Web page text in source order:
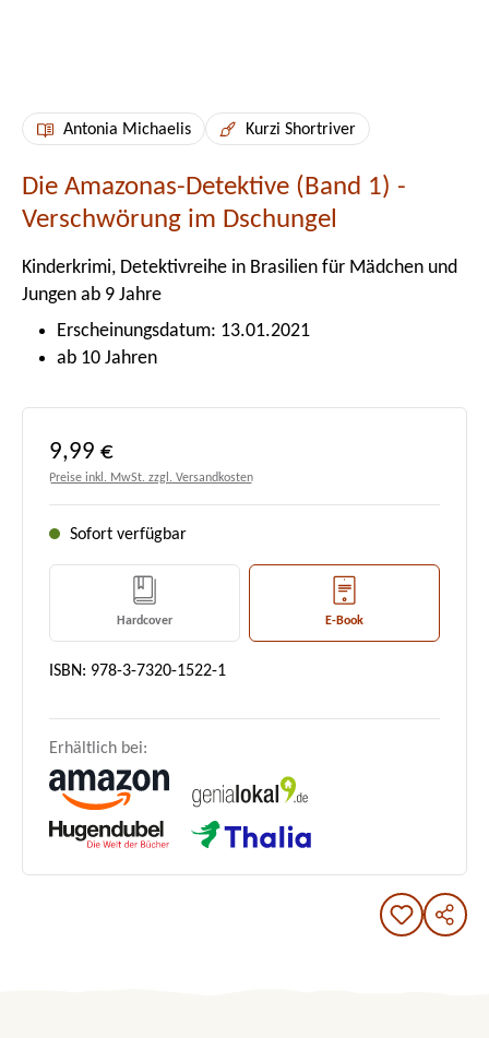
Antonia Michaelis Kurzi Shortriver
Die Amazonas-Detektive (Band 1) -
Verschwörung im Dschungel
Kinderkrimi, Detektivreihe in Brasilien für Mädchen und
Jungen ab 9 Jahre
Erscheinungsdatum: 13.01.2021
ab 10 Jahren
Regulärer Preis:
9,99 €
Preise inkl. MwSt. zzgl. Versandkosten
Sofort verfügbar
Hardcover E-Book
ISBN: 978-3-7320-1522-1
Erhältlich bei: